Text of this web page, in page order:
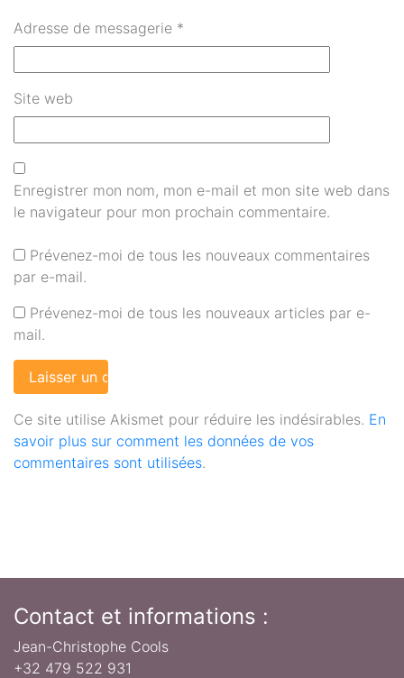
Adresse de messagerie *
Site web
Enregistrer mon nom, mon e-mail et mon site web dans
le navigateur pour mon prochain commentaire.
Prévenez-moi de tous les nouveaux commentaires
par e-mail.
Prévenez-moi de tous les nouveaux articles par e-
mail.
Ce site utilise Akismet pour réduire les indésirables. En
savoir plus sur comment les données de vos
commentaires sont utilisées.
Contact et informations :
Jean-Christophe Cools
+32 479 522 931